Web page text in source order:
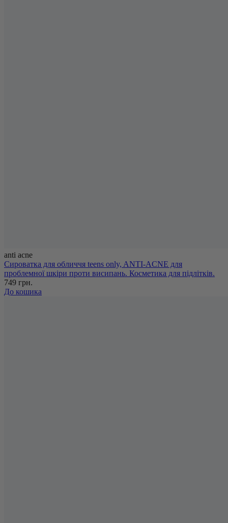
anti acne
Сироватка для обличчя teens only, ANTI-ACNE для
проблемної шкіри проти висипань. Косметика для підлітків.
749 грн.
До кошика